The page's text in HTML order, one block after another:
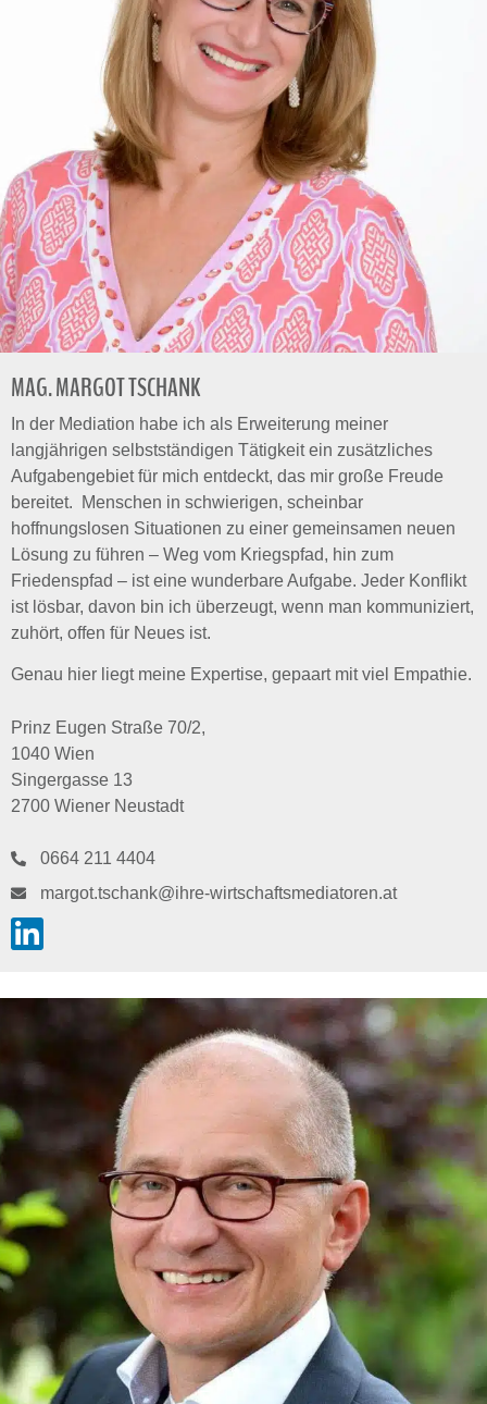
MAG. MARGOT TSCHANK
In der Mediation habe ich als Erweiterung meiner
langjährigen selbstständigen Tätigkeit ein zusätzliches
Aufgabengebiet für mich entdeckt, das mir große Freude
bereitet. Menschen in schwierigen, scheinbar
hoffnungslosen Situationen zu einer gemeinsamen neuen
Lösung zu führen – Weg vom Kriegspfad, hin zum
Friedenspfad – ist eine wunderbare Aufgabe. Jeder Konflikt
ist lösbar, davon bin ich überzeugt, wenn man kommuniziert,
zuhört, offen für Neues ist.
Genau hier liegt meine Expertise, gepaart mit viel Empathie.
Prinz Eugen Straße 70/2,
1040 Wien
Singergasse 13
2700 Wiener Neustadt
0664 211 4404
margot.tschank@ihre-wirtschaftsmediatoren.at